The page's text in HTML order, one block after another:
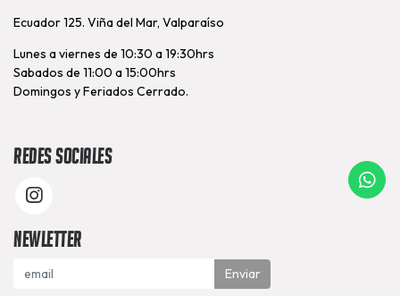
Ecuador 125. Viña del Mar, Valparaíso
Lunes a viernes de 10:30 a 19:30hrs
Sabados de 11:00 a 15:00hrs
Domingos y Feriados Cerrado.
Redes Sociales
Newletter
Enviar